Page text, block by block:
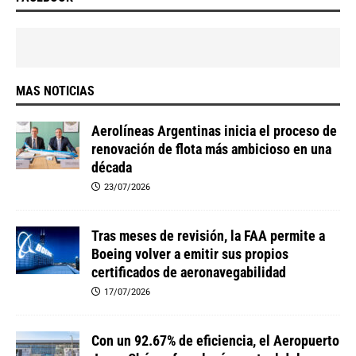
MAS NOTICIAS
Aerolíneas Argentinas inicia el proceso de
renovación de flota más ambicioso en una
década
23/07/2026
Tras meses de revisión, la FAA permite a
Boeing volver a emitir sus propios
certificados de aeronavegabilidad
17/07/2026
Con un 92.67% de eficiencia, el Aeropuerto